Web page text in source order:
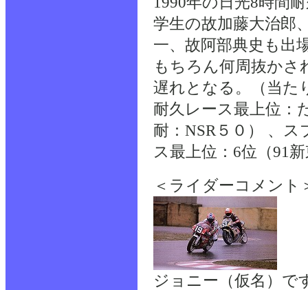
学生の故加藤大治郎
一、故阿部典史も出
もちろん何周抜か
遅れとなる。（当た
耐久レース最上位：
耐：NSR５０） 、
ス最上位：6位（91
＜ライダーコメント
ジョニー（仮名）で